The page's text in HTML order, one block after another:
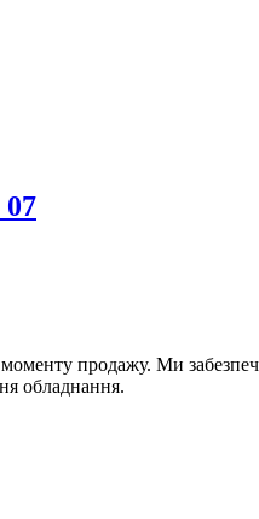
продажу. Ми
обладнання.